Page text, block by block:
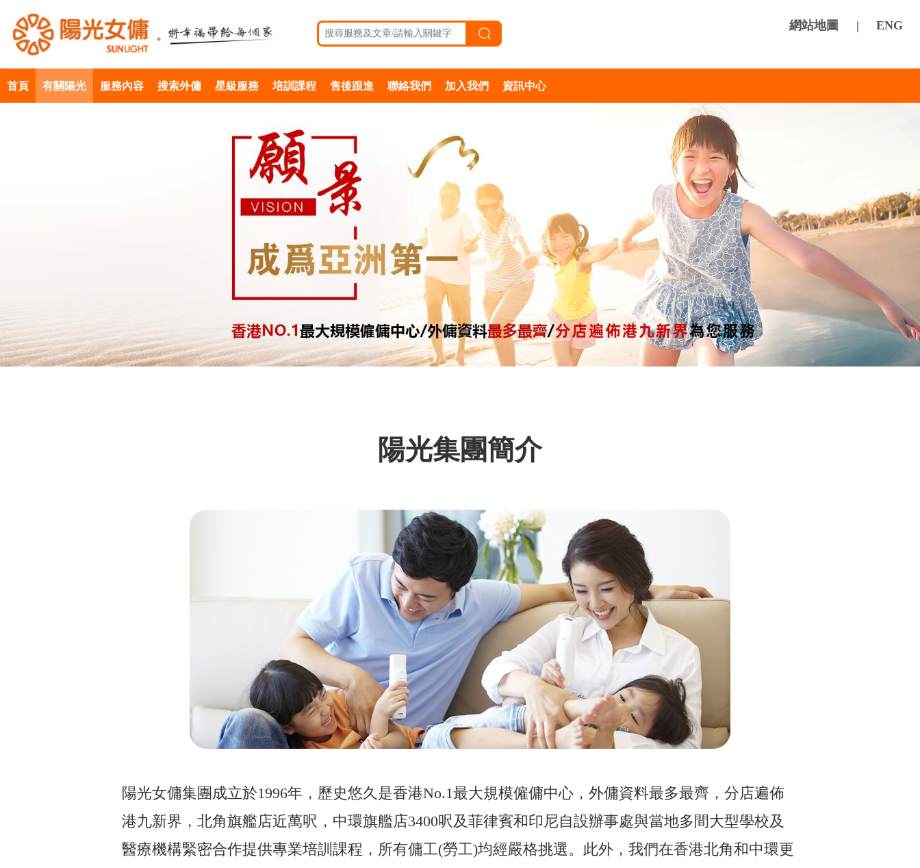
網站地圖 | ENG
首頁 有關陽光 服務內容 搜索外傭 星級服務 培訓課程 售後跟進 聯絡我們 加入我們 資訊中心
陽光集團簡介
陽光女傭集團成立於1996年，歷史悠久是香港No.1最大規模僱傭中心，外傭資料最多最齊，分店遍佈
港九新界，北角旗艦店近萬呎，中環旗艦店3400呎及菲律賓和印尼自設辦事處與當地多間大型學校及
醫療機構緊密合作提供專業培訓課程，所有傭工(勞工)均經嚴格挑選。此外，我們在香港北角和中環更